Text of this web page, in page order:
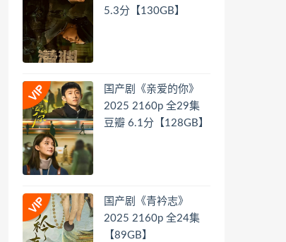
5.3分【130GB】
国产剧《亲爱的你》
2025 2160p 全29集
豆瓣 6.1分【128GB】
国产剧《青衿志》
2025 2160p 全24集
【89GB】